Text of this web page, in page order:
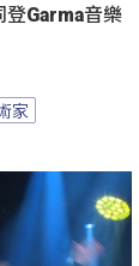
登Garma音樂
家